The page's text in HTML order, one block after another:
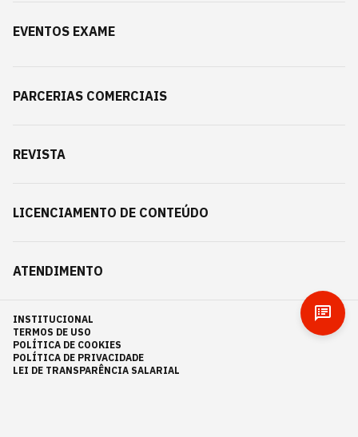
EVENTOS EXAME
PARCERIAS COMERCIAIS
REVISTA
LICENCIAMENTO DE CONTEÚDO
ATENDIMENTO
INSTITUCIONAL
TERMOS DE USO
POLÍTICA DE COOKIES
POLÍTICA DE PRIVACIDADE
LEI DE TRANSPARÊNCIA SALARIAL